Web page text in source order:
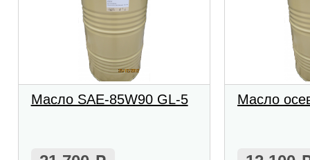
Масло SAE-85W90 GL-5 Масло